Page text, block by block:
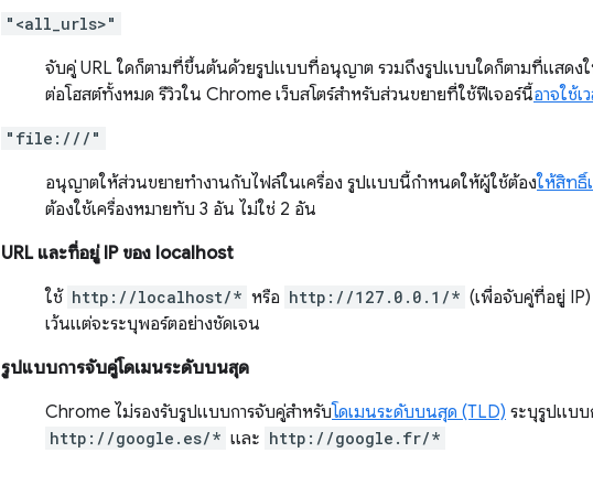
"<all_urls>"
จับคู่ URL ใดก็ตามที่ขึ้นต้นด้วยรูปแบบที่อนุญาต รวมถึงรูปแบบใดก็ตามที่แสดง
ต่อโฮสต์ทั้งหมด รีวิวใน Chrome เว็บสโตร์สำหรับส่วนขยายที่ใช้ฟีเจอร์นี้อาจใช้เ
"file:///"
อนุญาตให้ส่วนขยายทำงานกับไฟล์ในเครื่อง รูปแบบนี้กำหนดให้ผู้ใช้ต้องให้สิทธิ์
ต้องใช้เครื่องหมายทับ 3 อัน ไม่ใช่ 2 อัน
URL และที่อยู่ IP ของ localhost
ใช้ http://localhost/* หรือ http://127.0.0.1/* (เพื่อจับคู่ที่อยู่
เว้นแต่จะระบุพอร์ตอย่างชัดเจน
รูปแบบการจับคู่โดเมนระดับบนสุด
Chrome ไม่รองรับรูปแบบการจับคู่สำหรับโดเมนระดับบนสุด (TLD) ระบุรูปแบบ
http://google.es/* และ http://google.fr/*